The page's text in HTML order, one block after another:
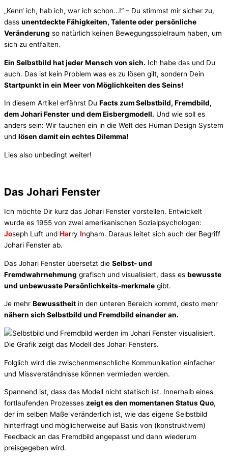
„Kenn‘ ich, hab ich, war ich schon…!“ – Du stimmst mir sicher zu,
dass unentdeckte Fähigkeiten, Talente oder persönliche
Veränderung so natürlich keinen Bewegungsspielraum haben, um
sich zu entfalten.
Ein Selbstbild hat jeder Mensch von sich. Ich habe das und Du
auch. Das ist kein Problem was es zu lösen gilt, sondern Dein
Startpunkt in ein Meer von Möglichkeiten des Seins!
In diesem Artikel erfährst Du Facts zum Selbstbild, Fremdbild,
dem Johari Fenster und dem Eisbergmodell. Und wie soll es
anders sein: Wir tauchen ein in die Welt des Human Design System
und lösen damit ein echtes Dilemma!
Lies also unbedingt weiter!
Das Johari Fenster
Ich möchte Dir kurz das Johari Fenster vorstellen. Entwickelt
wurde es 1955 von zwei amerikanischen Sozialpsychologen:
Joseph Luft und Harry Ingham. Daraus leitet sich auch der Begriff
Johari Fenster ab.
Das Johari Fenster übersetzt die Selbst- und
Fremdwahrnehmung grafisch und visualisiert, dass es bewusste
und unbewusste Persönlichkeits-merkmale gibt.
Je mehr Bewusstheit in den unteren Bereich kommt, desto mehr
nähern sich Selbstbild und Fremdbild einander an.
Folglich wird die zwischenmenschliche Kommunikation einfacher
und Missverständnisse können vermieden werden.
Spannend ist, dass das Modell nicht statisch ist. Innerhalb eines
fortlaufenden Prozesses zeigt es den momentanen Status Quo,
der im selben Maße veränderlich ist, wie das eigene Selbstbild
hinterfragt und möglicherweise auf Basis von (konstruktivem)
Feedback an das Fremdbild angepasst und dann wiederum
preisgegeben wird.